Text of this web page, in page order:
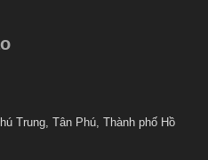
Trung, Tân Phú, Thành phố Hồ